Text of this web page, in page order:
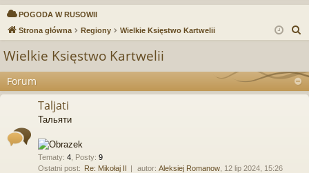
ce
j
…
a og
ę
ej
es
j
si
POGODA W RUSOWII
Strona główna
Regiony Wielkie Księstwo Kartwelii
k
a
Wielkie Księstwo Kartwelii
Forum
Taljati
Тальяти
Tematy: 4 Posty: 9
Ostatni post: Re: Mikołaj II autor: Aleksiej Romanow , 12 lip 2024, 15:26